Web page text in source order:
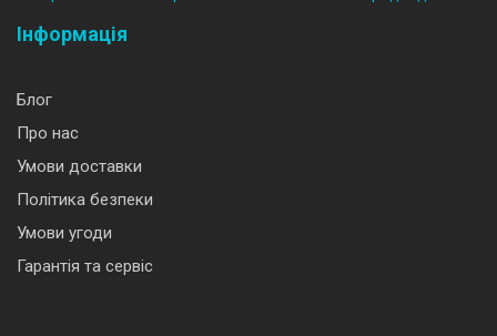
Інформація
Блог
Про нас
Умови доставки
Політика безпеки
Умови угоди
Гарантія та сервіс